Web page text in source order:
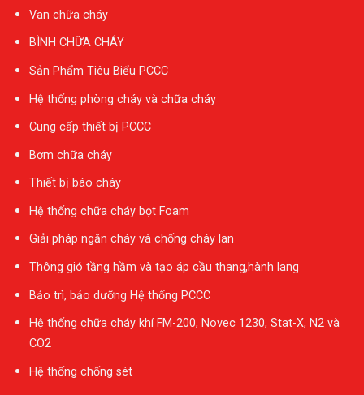
Van chữa cháy
BÌNH CHỮA CHÁY
Sản Phẩm Tiêu Biểu PCCC
Hệ thống phòng cháy và chữa cháy
Cung cấp thiết bị PCCC
Bơm chữa cháy
Thiết bị báo cháy
Hệ thống chữa cháy bọt Foam
Giải pháp ngăn cháy và chống cháy lan
Thông gió tầng hầm và tạo áp cầu thang,hành lang
Bảo trì, bảo dưỡng Hệ thống PCCC
Hệ thống chữa cháy khí FM-200, Novec 1230, Stat-X, N2 và
CO2
Hệ thống chống sét